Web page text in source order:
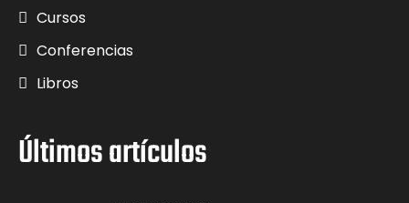
Cursos
Conferencias
Libros
Últimos artículos